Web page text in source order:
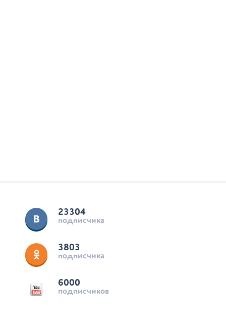
23304
подписчика
3803
подписчика
6000
подписчиков